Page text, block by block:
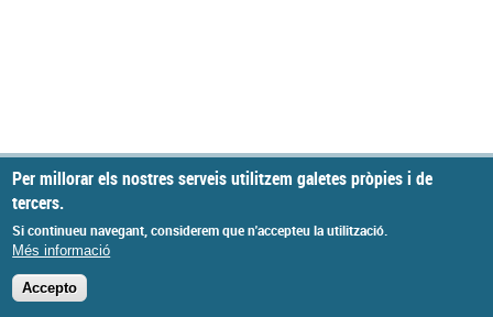
Per millorar els nostres serveis utilitzem galetes pròpies i de
tercers.
Si continueu navegant, considerem que n'accepteu la utilització.
Més informació
Accepto